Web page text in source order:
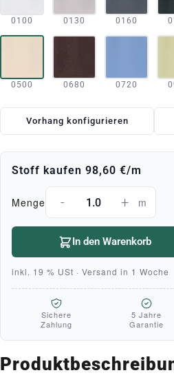
0100 0130 0160
0500 0680 0720
Vorhang konfigurieren
Stoff kaufen 98,60 €/m
Menge - + m
In den Warenkorb
inkl. 19 % USt · Versand in 1 Woche
Sichere
Zahlung
5 Jahre
Garantie